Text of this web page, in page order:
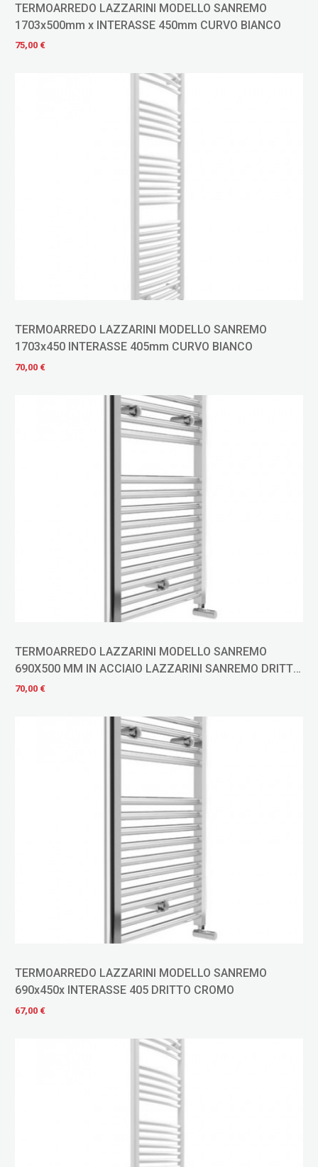
TERMOARREDO LAZZARINI MODELLO SANREMO
1703x500mm x INTERASSE 450mm CURVO BIANCO
75,00 €
TERMOARREDO LAZZARINI MODELLO SANREMO
1703x450 INTERASSE 405mm CURVO BIANCO
70,00 €
TERMOARREDO LAZZARINI MODELLO SANREMO
690X500 MM IN ACCIAIO LAZZARINI SANREMO DRITTO
CROMO
70,00 €
TERMOARREDO LAZZARINI MODELLO SANREMO
690x450x INTERASSE 405 DRITTO CROMO
67,00 €